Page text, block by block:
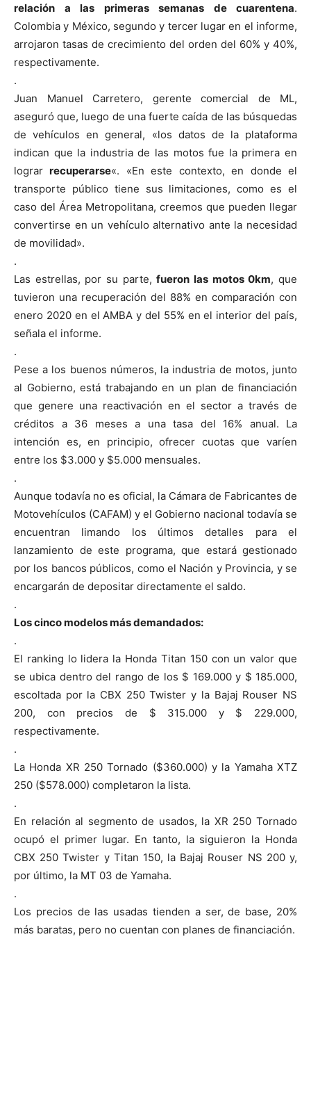
relación a las primeras semanas de cuarentena.
Colombia y México, segundo y tercer lugar en el informe,
arrojaron tasas de crecimiento del orden del 60% y 40%,
respectivamente.
.
Juan Manuel Carretero, gerente comercial de ML,
aseguró que, luego de una fuerte caída de las búsquedas
de vehículos en general, «los datos de la plataforma
indican que la industria de las motos fue la primera en
lograrrecuperarse«. «En este contexto, en donde el
transporte público tiene sus limitaciones, como es el
caso del Área Metropolitana, creemos que pueden llegar
convertirse en un vehículo alternativo ante la necesidad
de movilidad».
.
Las estrellas, por su parte,fueron las motos 0km, que
tuvieron una recuperación del 88% en comparación con
enero 2020 en el AMBA y del 55% en el interior del país,
señala el informe.
.
Pese a los buenos números, la industria de motos, junto
al Gobierno, está trabajando en un plan de financiación
que genere una reactivación en el sector a través de
créditos a 36 meses a una tasa del 16% anual. La
intención es, en principio, ofrecer cuotas que varíen
entre los $3.000 y $5.000 mensuales.
.
Aunque todavía no es oficial, la Cámara de Fabricantes de
Motovehículos (CAFAM) y el Gobierno nacional todavía se
encuentran limando los últimos detalles para el
lanzamiento de este programa, que estará gestionado
por los bancos públicos, como el Nación y Provincia, y se
encargarán de depositar directamente el saldo.
.
Los cinco modelos más demandados:
.
El ranking lo lidera la Honda Titan 150 con un valor que
se ubica dentro del rango de los $ 169.000 y $ 185.000,
escoltada por la CBX 250 Twister y la Bajaj Rouser NS
200, con precios de $ 315.000 y $ 229.000,
respectivamente.
.
La Honda XR 250 Tornado ($360.000) y la Yamaha XTZ
250 ($578.000) completaron la lista.
.
En relación al segmento de usados, la XR 250 Tornado
ocupó el primer lugar. En tanto, la siguieron la Honda
CBX 250 Twister y Titan 150, la Bajaj Rouser NS 200 y,
por último, la MT 03 de Yamaha.
.
Los precios de las usadas tienden a ser, de base, 20%
más baratas, pero no cuentan con planes de financiación.